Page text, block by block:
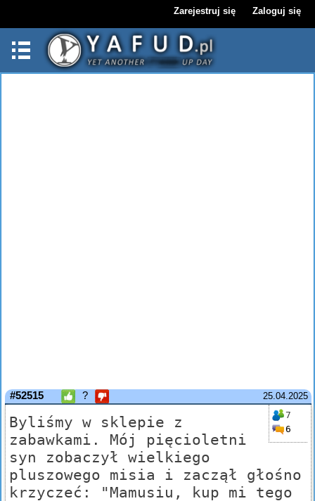
Zarejestruj się Zaloguj się
25.04.2025
#52515 ?
7
6
Byliśmy w sklepie z
zabawkami. Mój pięcioletni
syn zobaczył wielkiego
pluszowego misia i zaczął głośno
krzyczeć: "Mamusiu, kup mi tego